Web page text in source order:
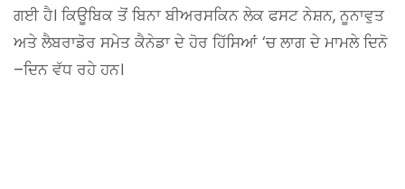
ਗਈ ਹੈ। ਕਿਊਬਿਕ ਤੋਂ ਬਿਨਾ ਬੀਅਰਸਕਿਨ ਲੇਕ ਫਸਟ ਨੇਸ਼ਨ, ਨੂਨਾਵੁਤ
ਅਤੇ ਲੈਬਰਾਡੋਰ ਸਮੇਤ ਕੈਨੇਡਾ ਦੇ ਹੋਰ ਹਿੱਸਿਆਂ ‘ਚ ਲਾਗ ਦੇ ਮਾਮਲੇ ਦਿਨੋ
–ਦਿਨ ਵੱਧ ਰਹੇ ਹਨ।